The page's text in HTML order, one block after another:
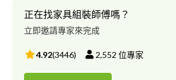
正在找家具組裝師傅嗎？
立即邀請專家來完成
4.92(3446) 2,552 位專家